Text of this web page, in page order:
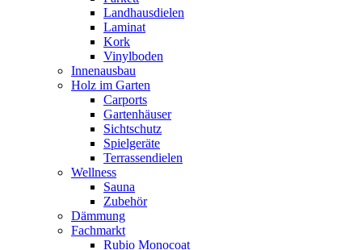
Landhausdielen
Laminat
Kork
Vinylboden
Innenausbau
Holz im Garten
Carports
Gartenhäuser
Sichtschutz
Spielgeräte
Terrassendielen
Wellness
Sauna
Zubehör
Dämmung
Fachmarkt
Rubio Monocoat